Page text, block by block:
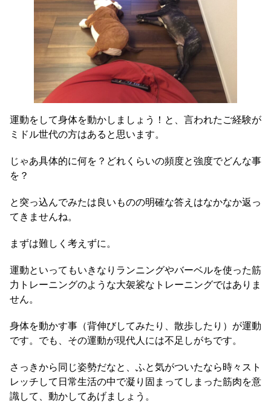
運動をして身体を動かしましょう！と、言われたご経験が
ミドル世代の方はあると思います。
じゃあ具体的に何を？どれくらいの頻度と強度でどんな事
を？
と突っ込んでみたは良いものの明確な答えはなかなか返っ
てきませんね。
まずは難しく考えずに。
運動といってもいきなりランニングやバーベルを使った筋
力トレーニングのような大袈裟なトレーニングではありま
せん。
身体を動かす事（背伸びしてみたり、散歩したり）が運動
です。でも、その運動が現代人には不足しがちです。
さっきから同じ姿勢だなと、ふと気がついたなら時々スト
レッチして日常生活の中で凝り固まってしまった筋肉を意
識して、動かしてあげましょう。